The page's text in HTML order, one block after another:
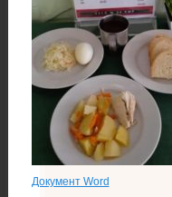
Документ Word